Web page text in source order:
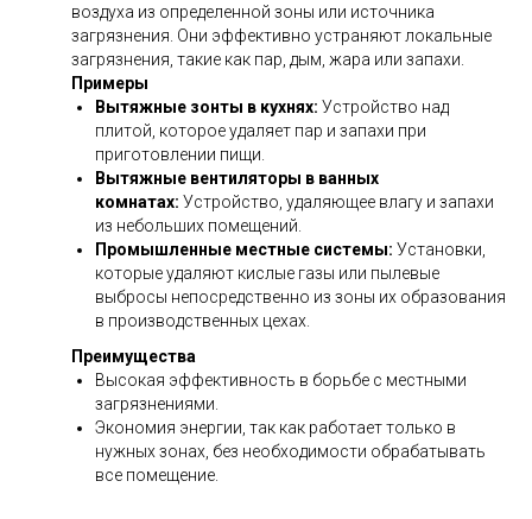
воздуха из определенной зоны или источника
загрязнения. Они эффективно устраняют локальные
загрязнения, такие как пар, дым, жара или запахи.
Примеры
Вытяжные зонты в кухнях: Устройство над
плитой, которое удаляет пар и запахи при
приготовлении пищи.
Вытяжные вентиляторы в ванных
комнатах: Устройство, удаляющее влагу и запахи
из небольших помещений.
Промышленные местные системы: Установки,
которые удаляют кислые газы или пылевые
выбросы непосредственно из зоны их образования
в производственных цехах.
Преимущества
Высокая эффективность в борьбе с местными
загрязнениями.
Экономия энергии, так как работает только в
нужных зонах, без необходимости обрабатывать
все помещение.